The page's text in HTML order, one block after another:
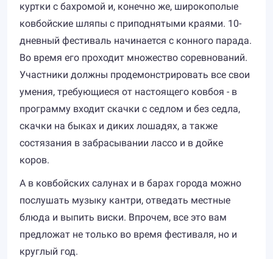
куртки с бахромой и, конечно же, широкополые
ковбойские шляпы с приподнятыми краями. 10-
дневный фестиваль начинается с конного парада.
Во время его проходит множество соревнований.
Участники должны продемонстрировать все свои
умения, требующиеся от настоящего ковбоя - в
программу входит скачки с седлом и без седла,
скачки на быках и диких лошадях, а также
состязания в забрасывании лассо и в дойке
коров.
А в ковбойских салунах и в барах города можно
послушать музыку кантри, отведать местные
блюда и выпить виски. Впрочем, все это вам
предложат не только во время фестиваля, но и
круглый год.